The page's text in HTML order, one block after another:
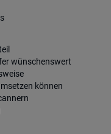
wünschenswert
können